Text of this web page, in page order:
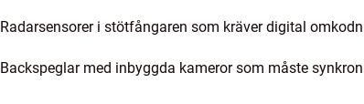
Radarsensorer i stötfångaren som kräver digital
Backspeglar med inbyggda kameror som måste